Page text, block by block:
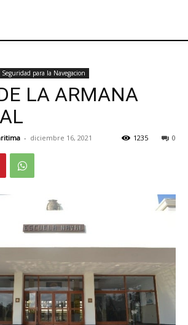
Seguridad para la Navegacion
LA ARMANA
- diciembre 16, 2021 0
1235